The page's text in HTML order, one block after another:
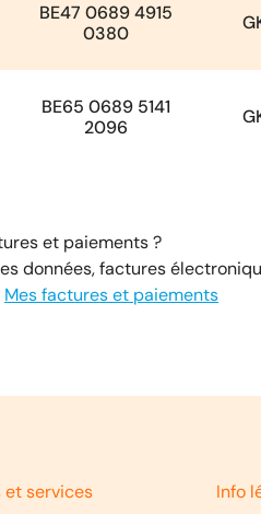
BE47 0689 4915
0380
BE65 0689 5141
2096
et paiements ?
données, factures
Mes factures et paiements
et services Info